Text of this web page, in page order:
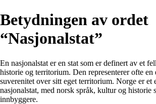
Betydningen av ordet
“Nasjonalstat”
En nasjonalstat er en stat som er definert av et
historie og territorium. Den representerer ofte en
suverenitet over sitt eget territorium. Norge er et
nasjonalstat, med norsk språk, kultur og historie
innbyggere.